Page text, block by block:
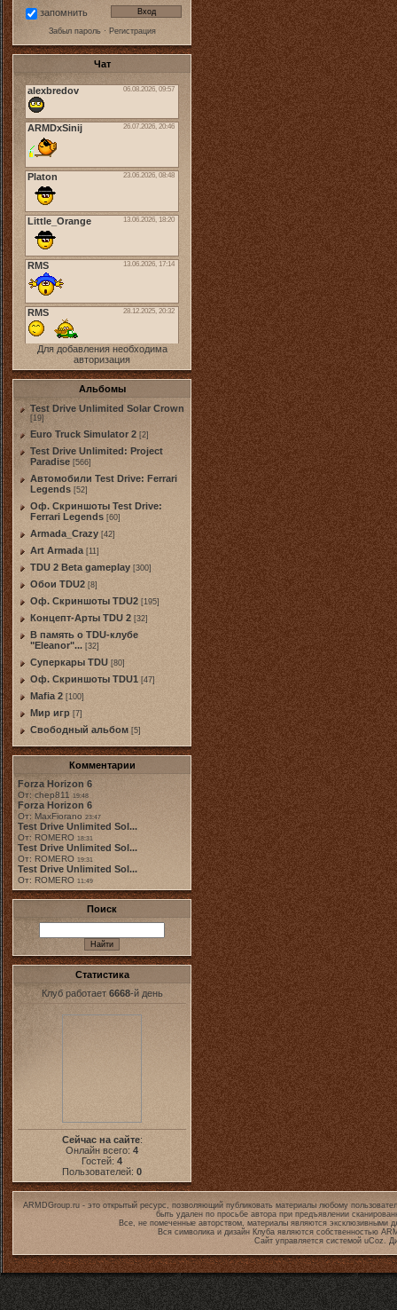
запомнить
Забыл пароль· Регистрация
Чат
Для добавления необходима
авторизация
Альбомы
Test Drive Unlimited Solar Crown
[19]
Euro Truck Simulator 2 [2]
Test Drive Unlimited: Project
Paradise [566]
Автомобили Test Drive: Ferrari
Legends [52]
Оф. Скриншоты Test Drive:
Ferrari Legends [60]
Armada_Crazy [42]
Art Armada [11]
TDU 2 Beta gameplay [300]
Обои TDU2 [8]
Оф. Скриншоты TDU2 [195]
Концепт-Арты TDU 2 [32]
В память о TDU-клубе
"Eleanor"... [32]
Суперкары TDU [80]
Оф. Скриншоты TDU1 [47]
Mafia 2 [100]
Мир игр [7]
Свободный альбом [5]
Комментарии
Forza Horizon 6
От: chep811 19:48
Forza Horizon 6
От: MaxFiorano 23:47
Test Drive Unlimited Sol...
От: ROMERO 18:31
Test Drive Unlimited Sol...
От: ROMERO 19:31
Test Drive Unlimited Sol...
От: ROMERO 11:49
Поиск
Статистика
Клуб работает 6668-й день
Сейчас на сайте:
Онлайн всего: 4
Гостей: 4
Пользователей: 0
ARMDGroup.ru - это открытый ресурс, позволяющий публиковать материалы любому
быть удален по просьбе автора при предъявлении
Все, не помеченные авторством, материалы являются эксклюзивными
Вся символика и дизайн Клуба являются собственностью
Сайт управляется системой uCoz.